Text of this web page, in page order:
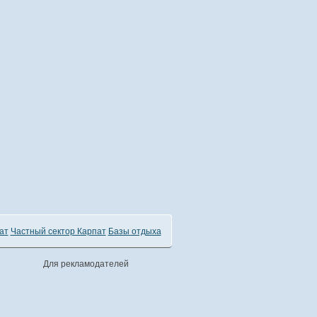
Частный сектор Карпат Базы отдыха
Для рекламодателей